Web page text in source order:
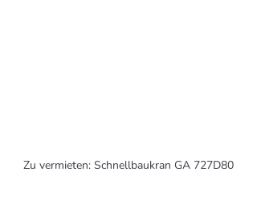
Zu vermieten: Schnellbaukran GA 727D80